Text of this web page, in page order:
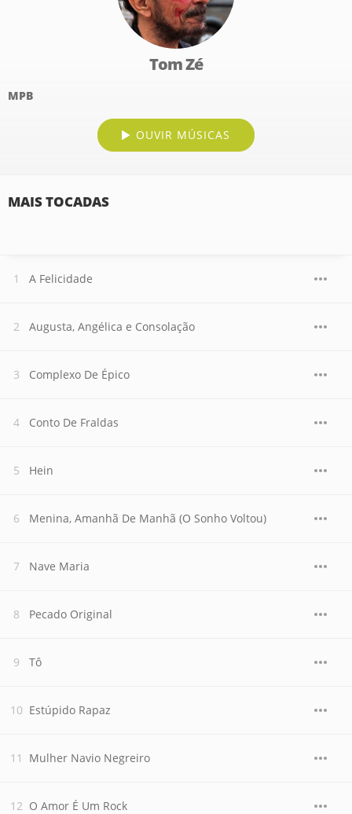
Tom Zé
MPB
OUVIR MÚSICAS
MAIS TOCADAS
A Felicidade
Augusta, Angélica e Consolação
Complexo De Épico
Conto De Fraldas
Hein
Menina, Amanhã De Manhã (O Sonho Voltou)
Nave Maria
Pecado Original
Tô
Estúpido Rapaz
Mulher Navio Negreiro
O Amor É Um Rock